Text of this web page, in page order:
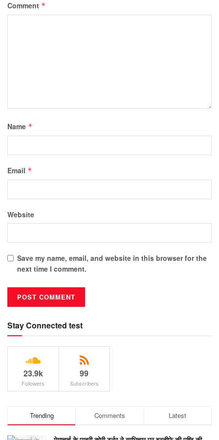
Comment *
Name *
Email *
Website
Save my name, email, and website in this browser for the
next time I comment.
Stay Connected test
23.9k
Followers
99
Subscribers
Trending Comments Latest